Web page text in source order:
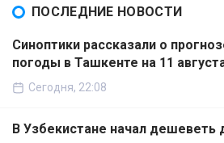
ПОСЛЕДНИЕ НОВОСТИ
Синоптики рассказали о
погоды в Ташкенте на 11
Сегодня, 22:08
В Узбекистане начал дешеветь